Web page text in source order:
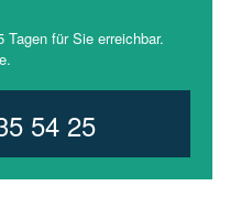
für Sie erreichbar.
54 25